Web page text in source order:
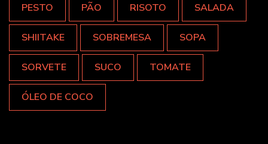
PESTO PÃO RISOTO SALADA
SHIITAKE SOBREMESA SOPA
SORVETE SUCO TOMATE
ÓLEO DE COCO